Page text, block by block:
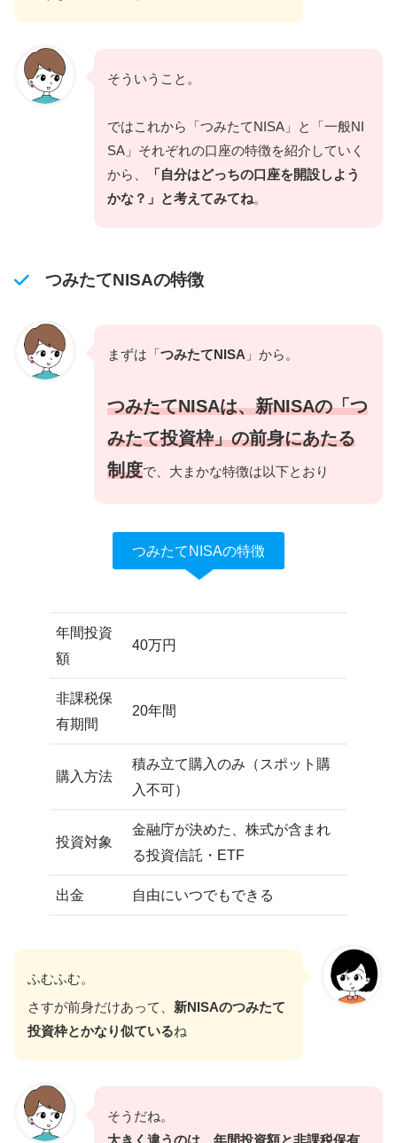
そういうこと。
ではこれから「つみたてNISA」と「一般NI
SA」それぞれの口座の特徴を紹介していく
から、
「自分はどっちの口座を開設しよう
かな？」と考えてみてね。
つみたてNISAの特徴
まずは「つみたてNISA 」から。
つみたてNISAは、新NISAの「つ
みたて投資枠」の前身にあたる
制度で、大まかな特徴は以下とおり
つみたてNISAの特徴
年間投資
額
40万円
非課税保
有期間
20年間
購入方法
積み立て購入のみ（スポット購
入不可）
投資対象
金融庁が決めた、株式が含まれ
る投資信託・ETF
出金 自由にいつでもできる
ふむふむ。
さすが前身だけあって、 新NISAのつみたて
投資枠とかなり似ているね
そうだね。